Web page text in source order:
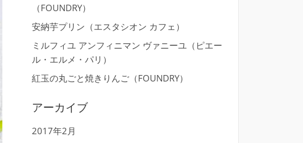
（FOUNDRY）
安納芋プリン（エスタシオン カフェ）
ミルフィユ アンフィニマン ヴァニーユ（ピエー
ル・エルメ・パリ）
紅玉の丸ごと焼きりんご（FOUNDRY）
アーカイブ
2017年2月